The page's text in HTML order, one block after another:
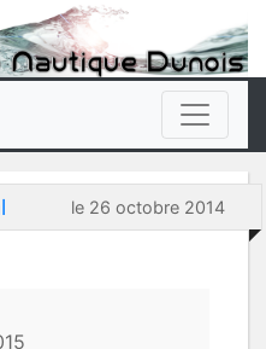
le 26 octobre 2014